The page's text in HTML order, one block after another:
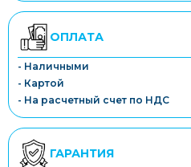
ОПЛАТА
- Наличными
- Картой
- На расчетный счет по НДС
ГАРАНТИЯ